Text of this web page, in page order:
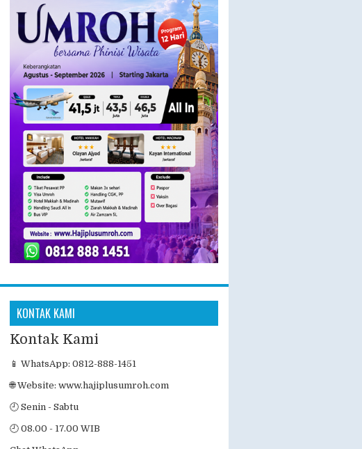
KONTAK KAMI
Kontak Kami
🕘 Senin - Sabtu
🕘 08.00 - 17.00 WIB
Chat WhatsApp
Phinisi Wisata
Blogger Templates